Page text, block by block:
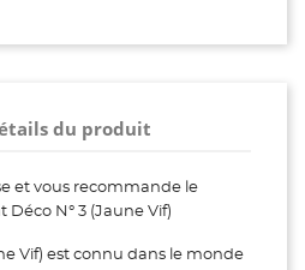
du produit
et vous recommande le
N° 3 (Jaune Vif)
Vif) est connu dans le monde